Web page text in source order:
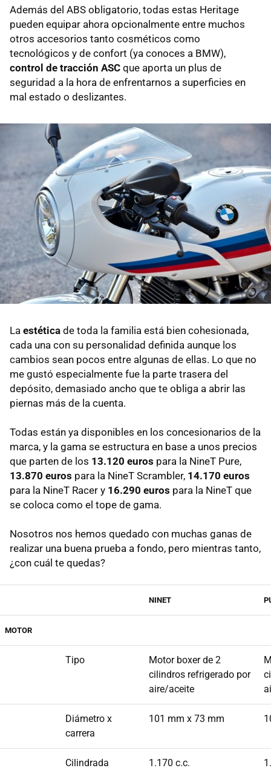
Además del ABS obligatorio, todas estas Heritage
pueden equipar ahora opcionalmente entre muchos
otros accesorios tanto cosméticos como
tecnológicos y de confort (ya conoces a BMW),
control de tracción ASC que aporta un plus de
seguridad a la hora de enfrentarnos a superficies en
mal estado o deslizantes.
La estética de toda la familia está bien cohesionada,
cada una con su personalidad definida aunque los
cambios sean pocos entre algunas de ellas. Lo que no
me gustó especialmente fue la parte trasera del
depósito, demasiado ancho que te obliga a abrir las
piernas más de la cuenta.
Todas están ya disponibles en los concesionarios de la
marca, y la gama se estructura en base a unos precios
que parten de los 13.120 euros para la NineT Pure,
13.870 euros para la NineT Scrambler, 14.170 euros
para la NineT Racer y 16.290 euros para la NineT que
se coloca como el tope de gama.
Nosotros nos hemos quedado con muchas ganas de
realizar una buena prueba a fondo, pero mientras tanto,
¿con cuál te quedas?
NINET
MOTOR
Tipo
Motor boxer de 2
cilindros refrigerado por
aire/aceite
Diámetro x
carrera
101 mm x 73 mm
Cilindrada 1.170 c.c.